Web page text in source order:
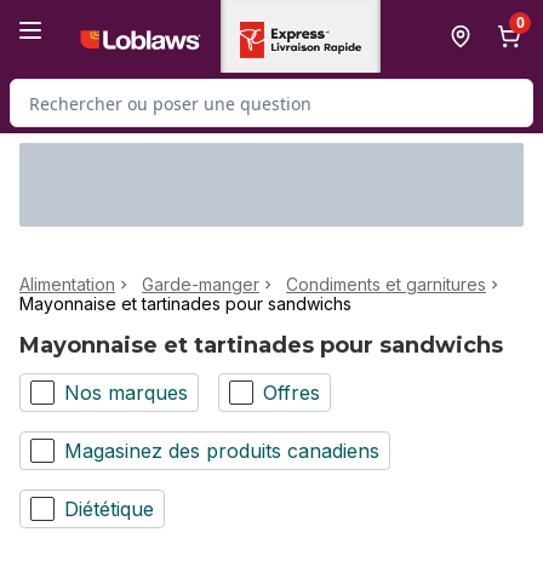
0
Rechercher des produits
Alimentation Garde-manger
Condiments et garnitures
Mayonnaise et tartinades pour sandwichs
Mayonnaise et tartinades pour sandwichs
Nos marques Offres
Magasinez des produits canadiens
Diététique